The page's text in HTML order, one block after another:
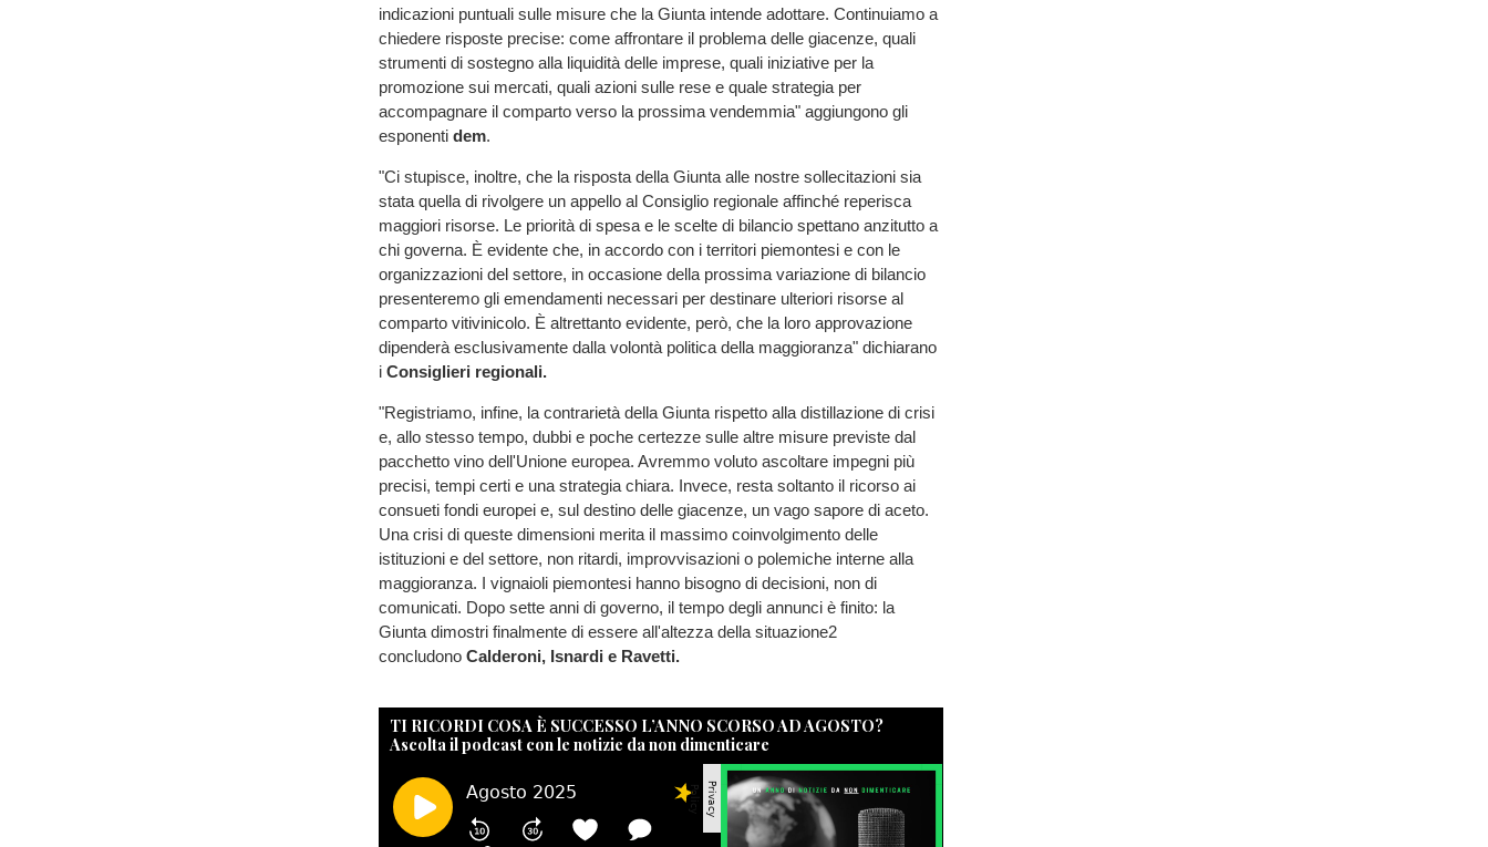
indicazioni puntuali sulle misure che la Giunta intende adottare. Continuiamo a
chiedere risposte precise: come affrontare il problema delle giacenze, quali
strumenti di sostegno alla liquidità delle imprese, quali iniziative per la
promozione sui mercati, quali azioni sulle rese e quale strategia per
accompagnare il comparto verso la prossima vendemmia" aggiungono gli
esponenti dem.
"Ci stupisce, inoltre, che la risposta della Giunta alle nostre sollecitazioni sia
stata quella di rivolgere un appello al Consiglio regionale affinché reperisca
maggiori risorse. Le priorità di spesa e le scelte di bilancio spettano anzitutto a
chi governa. È evidente che, in accordo con i territori piemontesi e con le
organizzazioni del settore, in occasione della prossima variazione di bilancio
presenteremo gli emendamenti necessari per destinare ulteriori risorse al
comparto vitivinicolo. È altrettanto evidente, però, che la loro approvazione
dipenderà esclusivamente dalla volontà politica della maggioranza" dichiarano
i Consiglieri regionali.
"Registriamo, infine, la contrarietà della Giunta rispetto alla distillazione di crisi
e, allo stesso tempo, dubbi e poche certezze sulle altre misure previste dal
pacchetto vino dell'Unione europea. Avremmo voluto ascoltare impegni più
precisi, tempi certi e una strategia chiara. Invece, resta soltanto il ricorso ai
consueti fondi europei e, sul destino delle giacenze, un vago sapore di aceto.
Una crisi di queste dimensioni merita il massimo coinvolgimento delle
istituzioni e del settore, non ritardi, improvvisazioni o polemiche interne alla
maggioranza. I vignaioli piemontesi hanno bisogno di decisioni, non di
comunicati. Dopo sette anni di governo, il tempo degli annunci è finito: la
Giunta dimostri finalmente di essere all'altezza della situazione2
concludono Calderoni, Isnardi e Ravetti.
TI RICORDI COSA È SUCCESSO L’ANNO SCORSO AD AGOSTO?
Ascolta il podcast con le notizie da non dimenticare